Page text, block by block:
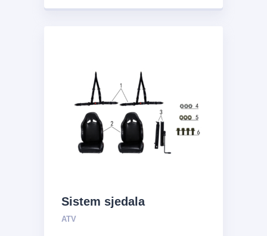
Sistem sjedala
ATV